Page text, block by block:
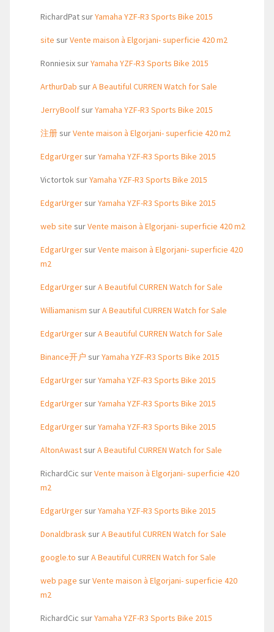
RichardPatsurYamaha YZF-R3 Sports Bike 2015
site surVente maison à Elgorjani- superficie 420 m2
RonniesixsurYamaha YZF-R3 Sports Bike 2015
ArthurDab surA Beautiful CURREN Watch for Sale
JerryBoolfsurYamaha YZF-R3 Sports Bike 2015
注册surVente maison à Elgorjani- superficie 420 m2
EdgarUrgersurYamaha YZF-R3 Sports Bike 2015
VictortoksurYamaha YZF-R3 Sports Bike 2015
EdgarUrgersurYamaha YZF-R3 Sports Bike 2015
web site surVente maison à Elgorjani- superficie 420 m2
EdgarUrgersurVente maison à Elgorjani- superficie 420
m2
EdgarUrgersurA Beautiful CURREN Watch for Sale
Williamanism surA Beautiful CURREN Watch for Sale
EdgarUrgersurA Beautiful CURREN Watch for Sale
Binance开户 surYamaha YZF-R3 Sports Bike 2015
EdgarUrgersurYamaha YZF-R3 Sports Bike 2015
EdgarUrgersurYamaha YZF-R3 Sports Bike 2015
EdgarUrgersurYamaha YZF-R3 Sports Bike 2015
AltonAwastsurA Beautiful CURREN Watch for Sale
RichardCic surVente maison à Elgorjani- superficie 420
m2
EdgarUrgersurYamaha YZF-R3 Sports Bike 2015
DonaldbrasksurA Beautiful CURREN Watch for Sale
google.to surA Beautiful CURREN Watch for Sale
web page surVente maison à Elgorjani- superficie 420
m2
RichardCic surYamaha YZF-R3 Sports Bike 2015